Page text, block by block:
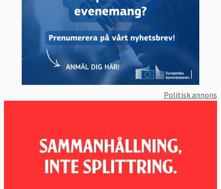
Politisk annons